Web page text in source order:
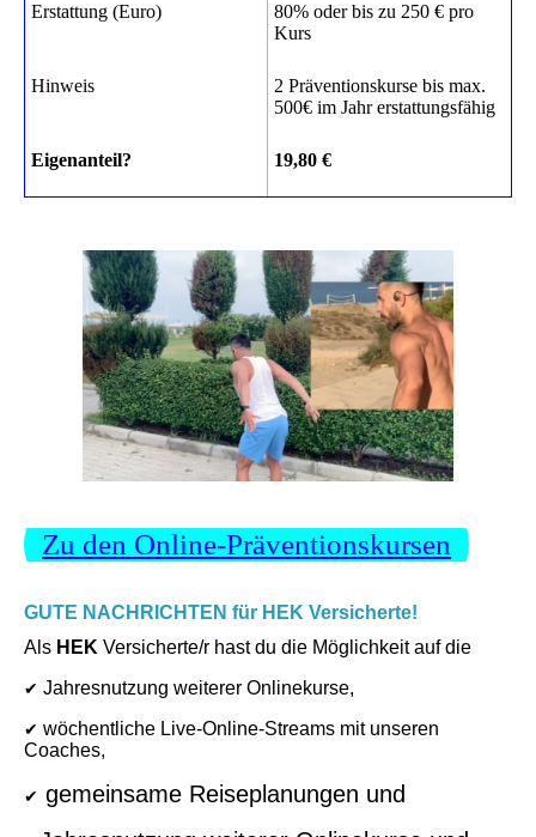
Erstattung (Euro)
80% oder bis zu 250 € pro
Kurs
Hinweis
2 Präventionskurse bis max.
500€ im Jahr erstattungsfähig
Eigenanteil? 19,80 €
Zu den Online-Präventionskursen
GUTE NACHRICHTEN für HEK Versicherte!
Als HEK Versicherte/r hast du die Möglichkeit auf die
✔ Jahresnutzung weiterer Onlinekurse,
✔ wöchentliche Live-Online-Streams mit unseren
Coaches,
✔ gemeinsame Reiseplanungen und